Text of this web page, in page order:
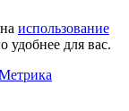
использование
удобнее для вас.